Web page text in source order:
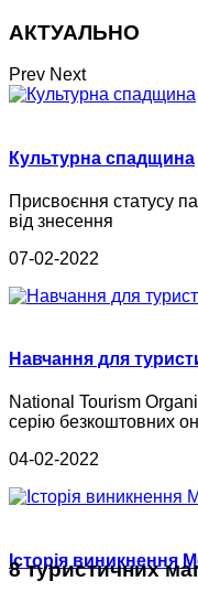
АКТУАЛЬНО
Prev Next
Культурна спадщина
Присвоєння статусу
від знесення
07-02-2022
Навчання для
National Tourism
серію безкоштовних
04-02-2022
Історія виникнення
8туристичних